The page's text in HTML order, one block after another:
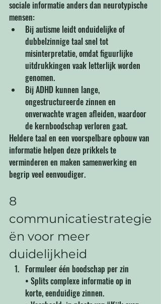
sociale informatie anders dan neurotypische
mensen:
Bij autisme leidt onduidelijke of
dubbelzinnige taal snel tot
misinterpretatie, omdat figuurlijke
uitdrukkingen vaak letterlijk worden
genomen.
Bij ADHD kunnen lange,
ongestructureerde zinnen en
onverwachte vragen afleiden, waardoor
de kernboodschap verloren gaat.
Heldere taal en een voorspelbare opbouw van
informatie helpen deze prikkels te
verminderen en maken samenwerking en
begrip veel eenvoudiger.
8
communicatiestrategie
ën voor meer
duidelijkheid
Formuleer één boodschap per zin
• Splits complexe informatie op in
korte, eenduidige zinnen.